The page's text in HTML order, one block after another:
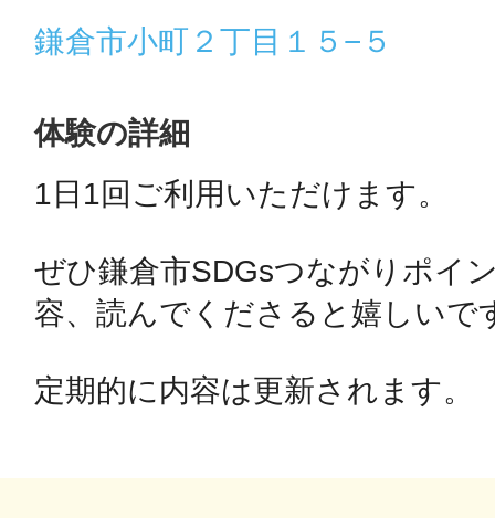
鎌倉市小町２丁目１５−５
体験の詳細
1日1回ご利用いただけます。
ぜひ鎌倉市SDGsつながりポイ
容、読んでくださると嬉しいで
定期的に内容は更新されます。
池袋